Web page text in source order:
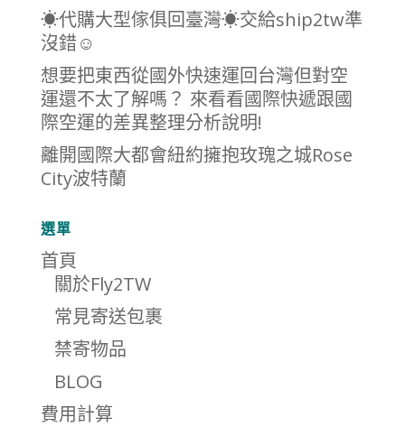
☀代購大型傢俱回臺灣☀交給ship2tw準
沒錯☺
想要把東西從國外快速運回台灣但對空
運還不太了解嗎？ 來看看國際快遞跟國
際空運的差異整理分析說明!
離開國際大都會紐約擁抱玫瑰之城Rose
City波特蘭
選單
首頁
關於Fly2TW
常見寄送包裹
禁寄物品
BLOG
費用計算